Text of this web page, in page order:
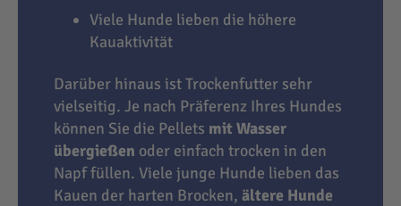
Viele Hunde lieben die höhere
Kauaktivität
Darüber hinaus ist Trockenfutter sehr
vielseitig. Je nach Präferenz Ihres Hundes
können Sie die Pellets mit Wasser
übergießen oder einfach trocken in den
Napf füllen. Viele junge Hunde lieben das
Kauen der harten Brocken, ältere Hunde